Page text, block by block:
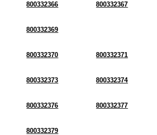
800332366 800332367
800332369
800332370 800332371
800332373 800332374
800332376 800332377
800332379